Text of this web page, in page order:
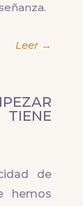
Leer →
de
hemos